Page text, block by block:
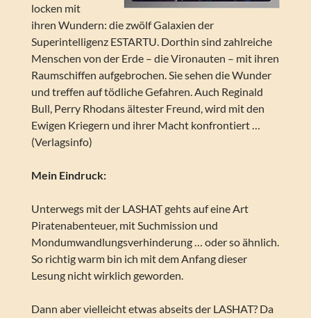
locken mit
ihren Wundern: die zwölf Galaxien der
Superintelligenz ESTARTU. Dorthin sind zahlreiche
Menschen von der Erde – die Vironauten – mit ihren
Raumschiffen aufgebrochen. Sie sehen die Wunder
und treffen auf tödliche Gefahren. Auch Reginald
Bull, Perry Rhodans ältester Freund, wird mit den
Ewigen Kriegern und ihrer Macht konfrontiert …
(Verlagsinfo)
Mein Eindruck:
Unterwegs mit der LASHAT gehts auf eine Art
Piratenabenteuer, mit Suchmission und
Mondumwandlungsverhinderung … oder so ähnlich.
So richtig warm bin ich mit dem Anfang dieser
Lesung nicht wirklich geworden.
Dann aber vielleicht etwas abseits der LASHAT? Da